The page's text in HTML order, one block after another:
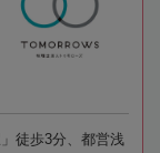
徒歩3分、都営浅